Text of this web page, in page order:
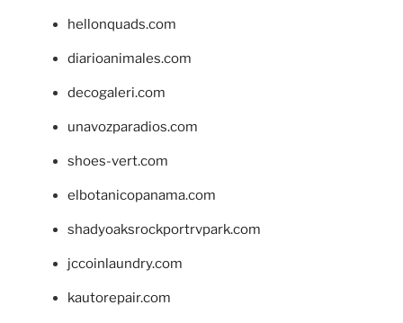
hellonquads.com
diarioanimales.com
decogaleri.com
unavozparadios.com
shoes-vert.com
elbotanicopanama.com
shadyoaksrockportrvpark.com
jccoinlaundry.com
kautorepair.com